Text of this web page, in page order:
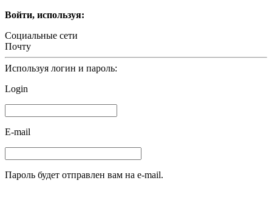
Войти, используя:
Социальные сети
Почту
Используя логин и пароль:
Login
E-mail
Пароль будет отправлен вам на e-mail.